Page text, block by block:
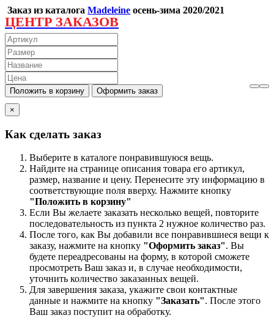
Заказ из каталогаMadeleine осень-зима 2020/2021
ЦЕНТР ЗАКАЗОВ
×
Как сделать заказ
Выберите в каталоге понравившуюся вещь.
Найдите на странице описания товара его артикул,
размер, название и цену. Перенесите эту информацию в
соответствующие поля вверху. Нажмите кнопку
"Положить в корзину"
Если Вы желаете заказать несколько вещей, повторите
последовательность из пункта 2 нужное количество раз.
После того, как Вы добавили все понравившиеся вещи к
заказу, нажмите на кнопку "Оформить заказ". Вы
будете переадресованы на форму, в которой сможете
просмотреть Ваш заказ и, в случае необходимости,
уточнить количество заказанных вещей.
Для завершения заказа, укажите свои контактные
данные и нажмите на кнопку "Заказать". После этого
Ваш заказ поступит на обработку.